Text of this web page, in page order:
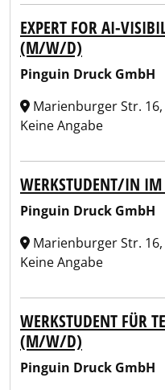
EXPERT FOR AI-
(M/W/D)
Pinguin Druck GmbH
Marienburger Str.
Keine Angabe
WERKSTUDENT/IN
Pinguin Druck GmbH
Marienburger Str.
Keine Angabe
WERKSTUDENT FÜR
(M/W/D)
Pinguin Druck GmbH